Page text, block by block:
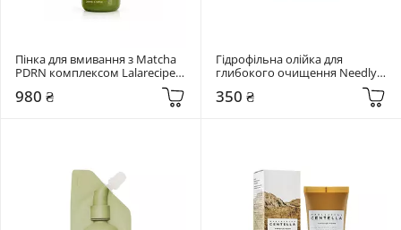
Пінка для вмивання з Matcha
PDRN комплексом Lalarecipe
Foaming Pack Cleanser
980 ₴
Гідрофільна олійка для
глибокого очищення Needly
30 мл Mild Deep Cleansing Oil
350 ₴